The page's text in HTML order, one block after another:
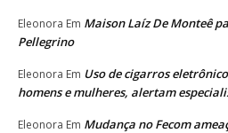
Eleonora Em Maison Laíz De Monteê
Pellegrino
Eleonora Em Uso de cigarros
homens e mulheres, alertam
Eleonora Em Mudança no Fecom